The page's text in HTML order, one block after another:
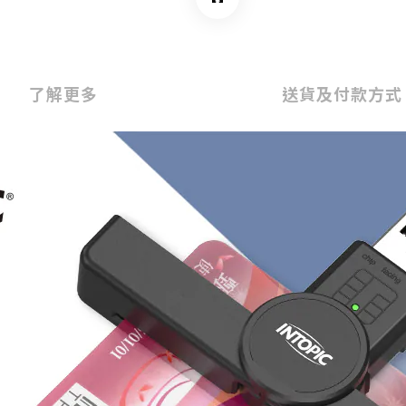
了解更多 送貨及付款方式